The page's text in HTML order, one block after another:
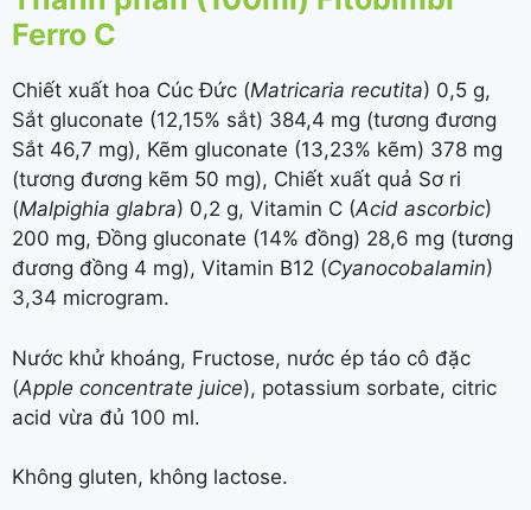
Ferro C
Chiết xuất hoa Cúc Đức (Matricaria recutita) 0,5 g,
Sắt gluconate (12,15% sắt) 384,4 mg (tương đương
Sắt 46,7 mg), Kẽm gluconate (13,23% kẽm) 378 mg
(tương đương kẽm 50 mg), Chiết xuất quả Sơ ri
(Malpighia glabra) 0,2 g, Vitamin C (Acid ascorbic)
200 mg, Đồng gluconate (14% đồng) 28,6 mg (tương
đương đồng 4 mg), Vitamin B12 (Cyanocobalamin)
3,34 microgram.
Nước khử khoáng, Fructose, nước ép táo cô đặc
(Apple concentrate juice), potassium sorbate, citric
acid vừa đủ 100 ml.
Không gluten, không lactose.